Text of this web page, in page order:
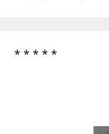
* * * * *